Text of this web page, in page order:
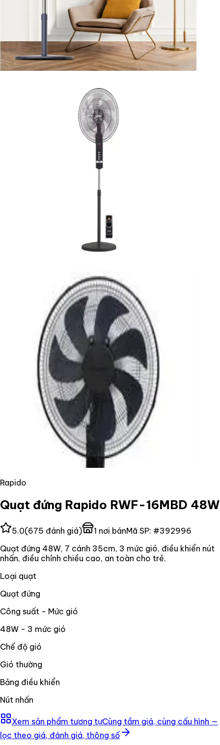
Rapido
Quạt đứng Rapido RWF-16MBD 48W
5.0(675 đánh giá) 1 nơi bánMã SP: #392996
Quạt đứng 48W, 7 cánh 35cm, 3 mức gió, điều khiển nút
nhấn, điều chỉnh chiều cao, an toàn cho trẻ.
Loại quạt
Quạt đứng
Công suất - Mức gió
48W - 3 mức gió
Chế độ gió
Gió thường
Bảng điều khiển
Nút nhấn
Xem sản phẩm tương tựCùng tầm giá, cùng cấu hình —
lọc theo giá, đánh giá, thông số